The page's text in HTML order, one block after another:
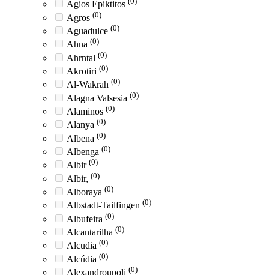
Agios Epiktitos
Agros (0)
Aguadulce (0)
Ahna (0)
Ahrntal (0)
Akrotiri (0)
Al-Wakrah (0)
Alagna Valsesia (0)
Alaminos (0)
Alanya (0)
Albena (0)
Albenga (0)
Albir (0)
Albir, (0)
Alboraya (0)
Albstadt-Tailfingen (0)
Albufeira (0)
Alcantarilha (0)
Alcudia (0)
Alcúdia (0)
Alexandroupoli (0)